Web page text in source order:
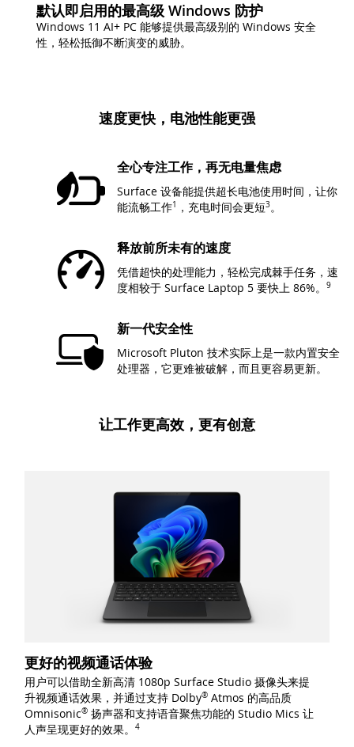
默认即启用的最高级 Windows 防护
Windows 11 AI+ PC 能够提供最高级别的 Windows 安全
性，轻松抵御不断演变的威胁。
速度更快，电池性能更强
全心专注工作，再无电量焦虑
Surface 设备能提供超长电池使用时间，让你
能流畅工作1 ，充电时间会更短3。
释放前所未有的速度
凭借超快的处理能力，轻松完成棘手任务，速
度相较于 Surface Laptop 5 要快上 86%。 9
新一代安全性
Microsoft Pluton 技术实际上是一款内置安全
处理器，它更难被破解，而且更容易更新。
让工作更高效，更有创意
更好的视频通话体验
用户可以借助全新高清 1080p Surface Studio 摄像头来提
升视频通话效果，并通过支持 Dolby® Atmos 的高品质
Omnisonic® 扬声器和支持语音聚焦功能的 Studio Mics 让
人声呈现更好的效果。 4